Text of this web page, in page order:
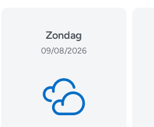
Zondag
09/08/2026